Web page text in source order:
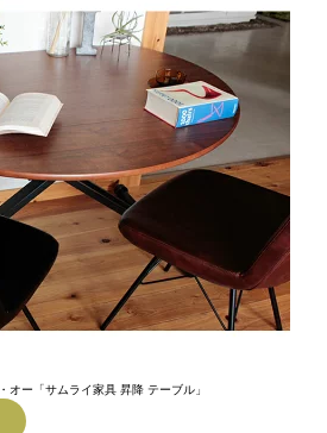
オー「サムライ家具 昇降 テーブル」